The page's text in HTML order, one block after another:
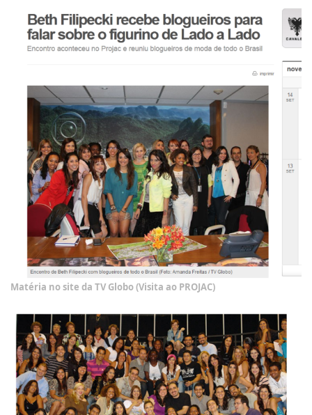
Matéria no site da TV Globo (Visita ao PROJAC)